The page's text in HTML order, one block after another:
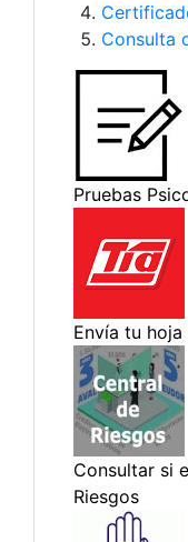
Consulta